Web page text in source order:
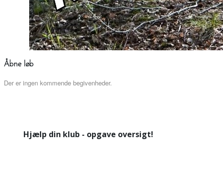
Åbne løb
Der er ingen kommende begivenheder.
Hjælp din klub - opgave oversigt!